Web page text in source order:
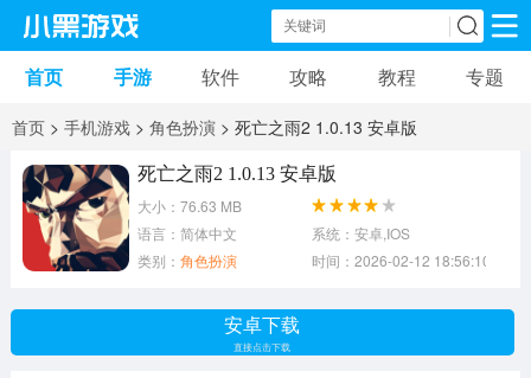
手机游戏 手机软件
安卓游戏 卡牌游戏
益智游戏 音乐游戏 传奇游戏
模拟游戏
首页 手游 软件 攻略 教程 专题
首页 > 手机游戏 > 角色扮演 > 死亡之雨2 1.0.13 安卓版
死亡之雨2 1.0.13 安卓版
大小：76.63 MB
语言：简体中文
系统：安卓,IOS
类别： 角色扮演 时间：2026-02-12 18:56:10
安卓下载
直接点击下载